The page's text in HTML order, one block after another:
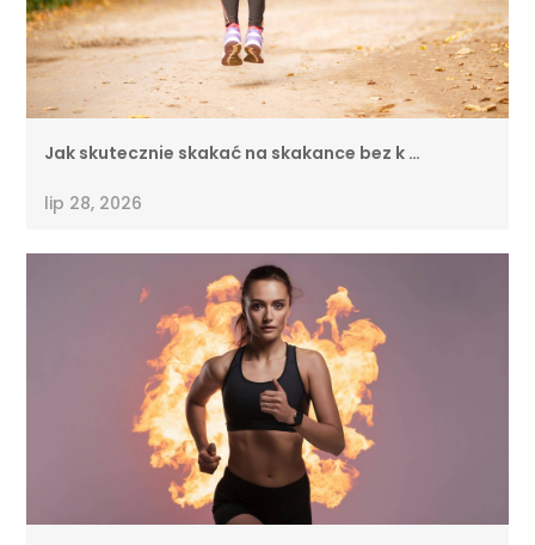
Jak skutecznie skakać na skakance bez k …
lip 28, 2026